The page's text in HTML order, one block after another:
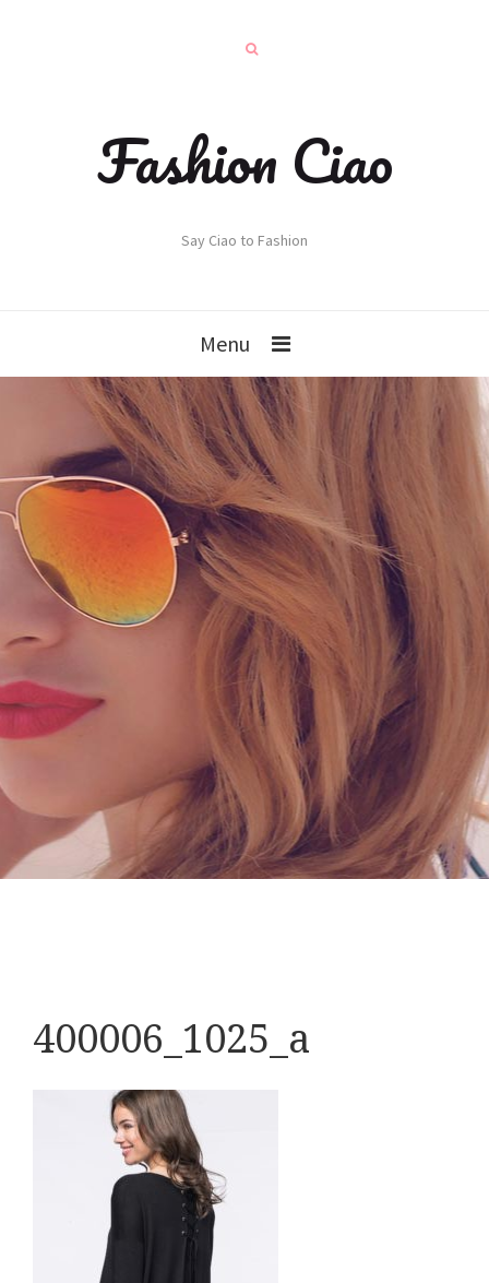
Fashion Ciao
Say Ciao to Fashion
Menu
400006_1025_a